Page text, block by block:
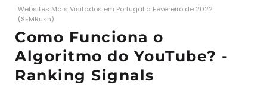
Websites Mais Visitados em Portugal a Fevereiro de 2022
(SEMRush)
Como Funciona o
Algoritmo do YouTube? -
Ranking Signals